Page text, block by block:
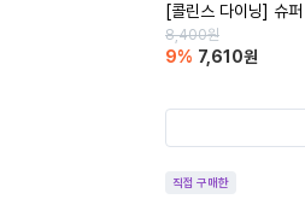
[콜린스 다이닝] 슈
8,400원
9% 7,610원
직접 구매한